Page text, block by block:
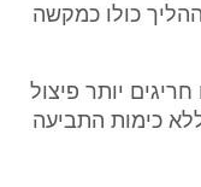
כולו כמקשה
יותר פיצול
כימות התביעה